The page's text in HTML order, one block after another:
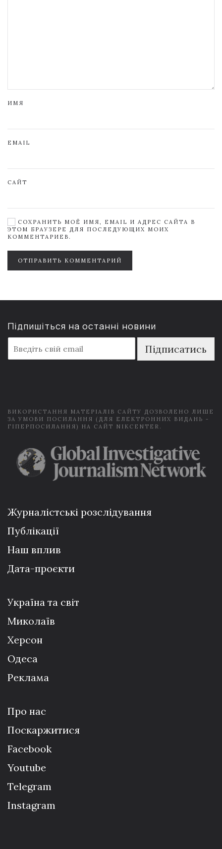
ИМЯ
EMAIL
САЙТ
СОХРАНИТЬ МОЁ ИМЯ, EMAIL И АДРЕС САЙТА В
ЭТОМ БРАУЗЕРЕ ДЛЯ ПОСЛЕДУЮЩИХ МОИХ
КОММЕНТАРИЕВ.
ОТПРАВИТЬ КОММЕНТАРИЙ
Підпишіться на останні новини
m
a
Підписатись
ВИКОРИСТАННЯ МАТЕРІАЛІВ САЙТУ ДОЗВОЛЕНО ЛИШЕ
ЗА УМОВИ ПОСИЛАННЯ (ДЛЯ ЕЛЕКТРОННИХ ВИДАНЬ -
ГІПЕРПОСИЛАННЯ) НА САЙТ NIKCENTER.
Журналістські розслідування
Публікації
Наш вплив
Дата-проєкти
Україна та світ
Миколаїв
Херсон
Одеса
Реклама
Про нас
Поскаржитися
Facebook
Youtube
Telegram
Instagram